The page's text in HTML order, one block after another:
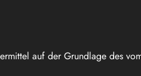
auf der Grundlage des